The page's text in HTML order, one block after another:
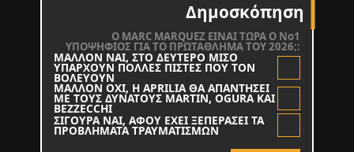
Δημοσκόπηση
O MARC MARQUEZ ΕΙΝΑΙ ΤΩΡΑ Ο Νο1
ΥΠΟΨΗΦΙΟΣ ΓΙΑ ΤΟ ΠΡΩΤΑΘΛΗΜΑ ΤΟΥ 2026;:
ΜΑΛΛΟΝ ΝΑΙ, ΣΤΟ ΔΕΥΤΕΡΟ ΜΙΣΟ
ΥΠΑΡΧΟΥΝ ΠΟΛΛΕΣ ΠΙΣΤΕΣ ΠΟΥ ΤΟΝ
ΒΟΛΕΥΟΥΝ
ΜΑΛΛΟΝ ΟΧΙ, Η APRILIA ΘΑ ΑΠΑΝΤΗΣΕΙ
ΜΕ ΤΟΥΣ ΔΥΝΑΤΟΥΣ MARTIN, OGURA KAI
BEZZECCHI
ΣΙΓΟΥΡΑ ΝΑΙ, ΑΦΟΥ ΕΧΕΙ ΞΕΠΕΡΑΣΕΙ ΤΑ
ΠΡΟΒΛΗΜΑΤΑ ΤΡΑΥΜΑΤΙΣΜΩΝ